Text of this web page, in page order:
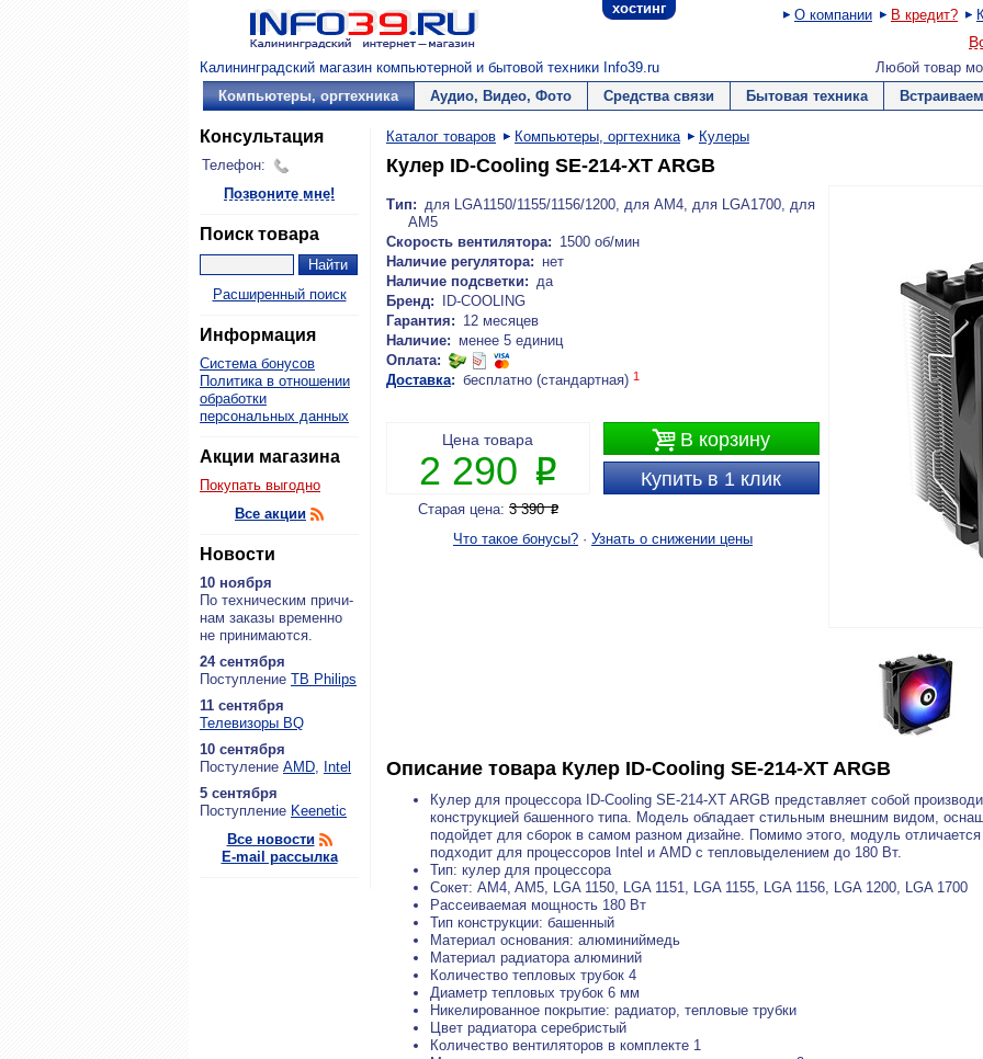
хостинг О компании В кредит?
Калининградский магазин компьютерной и бытовой техники Info39.ru
Любой товар
Компьютеры, оргтехника
Аудио, Видео, Фото Средства связи Бытовая техника
Консультация
Телефон:
Позвоните мне!
Поиск товара
Расширенный поиск
Информация
Система бонусов
Политика в отношении
обработки
персональных данных
Акции магазина
Покупать выгодно
Все акции
Новости
10 ноября
По тех­ни­че­ским при­чи­
нам за­ка­зы вре­мен­но
не при­ни­ма­ют­ся.
24 сентября
По­ступ­ле­ние ТВ Philips
11 сентября
Теле­ви­зо­ры BQ
10 сентября
По­сту­ле­ние AMD, Intel
5 сентября
По­ступ­ле­ние Keenetic
Все новости
E-mail рассылка
Каталог товаров Компьютеры, оргтехника Кулеры
Кулер ID-Cooling SE-214-XT ARGB
Тип: для LGA1150/1155/1156/1200, для AM4, для LGA1700, для
AM5
Скорость вентилятора: 1500 об/мин
Наличие регулятора: нет
Наличие подсветки: да
Бренд:
ID-COOLING
Гарантия: 12 месяцев
Наличие: менее 5 единиц
Оплата:
Доставка: бесплатно (стандартная) 1
В корзину
Купить в 1 клик
Цена товара
2 290 P
Старая цена: 3 390P
Что такое бонусы? · Узнать о снижении цены
Описание товара Кулер ID-Cooling SE-214-XT ARGB
Кулер для процессора ID-Cooling SE-214-XT ARGB представляет собой
конструкцией башенного типа. Модель обладает стильным внешним видом,
подойдет для сборок в самом разном дизайне. Помимо этого, модуль
подходит для процессоров Intel и AMD с тепловыделением до 180 Вт.
Тип: кулер для процессора
Сокет: AM4, AM5, LGA 1150, LGA 1151, LGA 1155, LGA 1156, LGA 1200, LGA 1700
Рассеиваемая мощность 180 Вт
Тип конструкции: башенный
Материал основания: алюминиймедь
Материал радиатора алюминий
Количество тепловых трубок 4
Диаметр тепловых трубок 6 мм
Никелированное покрытие: радиатор, тепловые трубки
Цвет радиатора серебристый
Количество вентиляторов в комплекте 1